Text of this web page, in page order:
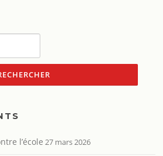
l’école 27 mars 2026